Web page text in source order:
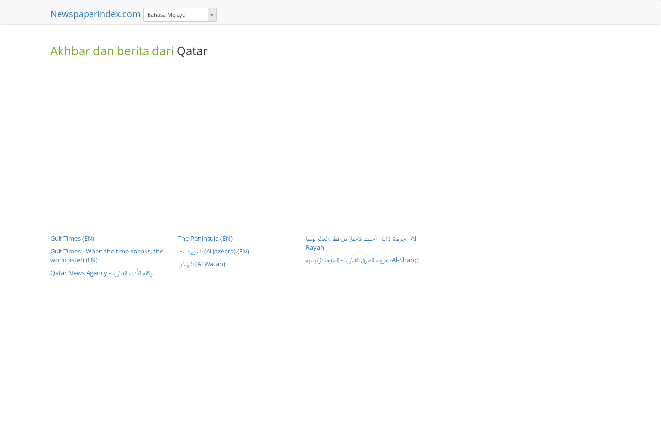
NewspaperIndex.com Bahasa Melayu
Akhbar dan berita dari Qatar
Gulf Times (EN)
Gulf Times - When the time speaks, the
world listen (EN)
Qatar News Agency - وكالة الأنباء القطرية
The Peninsula (EN)
الجزيرة نت (Al Jazeera) (EN)
الـوطـن (Al Watan)
جريدة الراية - أحدث الاخبار من قطر والعالم يوميا - Al-
Rayah
جريدة الشرق القطرية - الصفحة الرئيسية (Al-Sharq)